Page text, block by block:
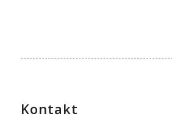
Kontakt